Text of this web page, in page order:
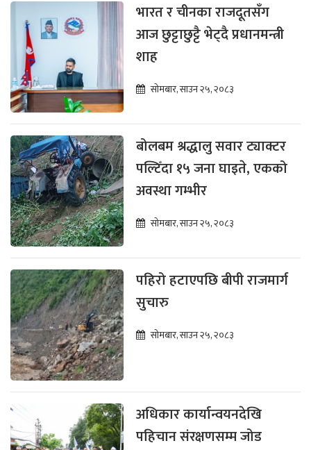
भारत र चीनका राजदूतसँग
आज छुट्टाछुट्टै भेट्दै प्रधानमन्त्री
शाह
सोमबार, साउन २५, २०८३
बोलबम श्रद्धालु सवार ट्याक्टर
पल्टिँदा १५ जना घाइते, एकको
अवस्था गम्भीर
सोमबार, साउन २५, २०८३
पहिरो हटाएपछि बीपी राजमार्ग
सुचारु
सोमबार, साउन २५, २०८३
अधिकार कार्यान्वयनदेखि
पहिचान संरक्षणसम्म जोड